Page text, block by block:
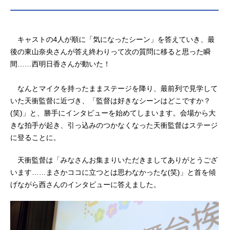
キャストの4人が順に「気になったシーン」を答えていき、最
後の東山奈央さんが答え終わりって次の質問に移ると思った瞬
間……西明日香さんが動いた！
なんとマイクを持ったままステージを降り、最前列で見学して
いた天衝監督に近づき、「監督は好きなシーンはどこですか？
(笑)」と、勝手にインタビューを始めてしまいます。会場から大
きな拍手が起き、引っ込みのつかなくなった天衝監督はステージ
に登ることに。
天衝監督は「みなさんお集まりいただきましてありがとうござ
います……まさかココに立つとは思わなかったな(笑)」と首を傾
げながら西さんのインタビューに答えました。